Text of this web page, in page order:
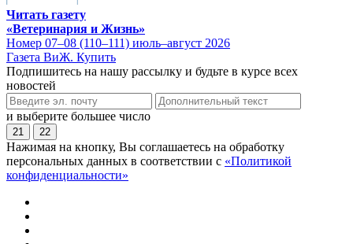
Читать газету
«Ветеринария и Жизнь»
Номер 07–08 (110–111) июль–август 2026
Газета ВиЖ. Купить
Подпишитесь на нашу рассылку и будьте в курсе всех
новостей
и выберите большее число
21 22
Нажимая на кнопку, Вы соглашаетесь на обработку
персональных данных в соответствии с «Политикой
конфиденциальности»